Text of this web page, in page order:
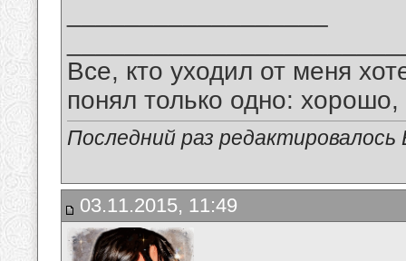
Все, кто уходил от меня
понял только одно:
Последний раз
03.11.2015, 11:49